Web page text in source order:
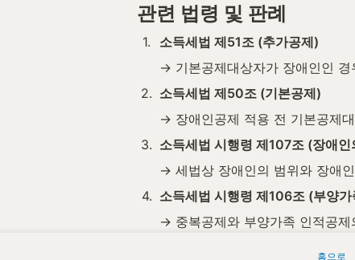
관련 법령 및 판례
1.
소득세법 제51조 (추가공제)
→ 기본공제대상자가 장애인인
2. 소득세법 제50조 (기본공제)
→ 장애인공제 적용 전 기본공제
3. 소득세법 시행령 제107조 (장애인
→ 세법상 장애인의 범위와 장애
4. 소득세법 시행령 제106조 (부양
→ 중복공제와 부양가족 인적공
홈으로